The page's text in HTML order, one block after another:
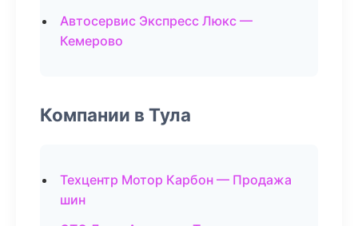
Автосервис Экспресс Люкс —
Кемерово
Компании в Тула
Техцентр Мотор Карбон — Продажа
шин